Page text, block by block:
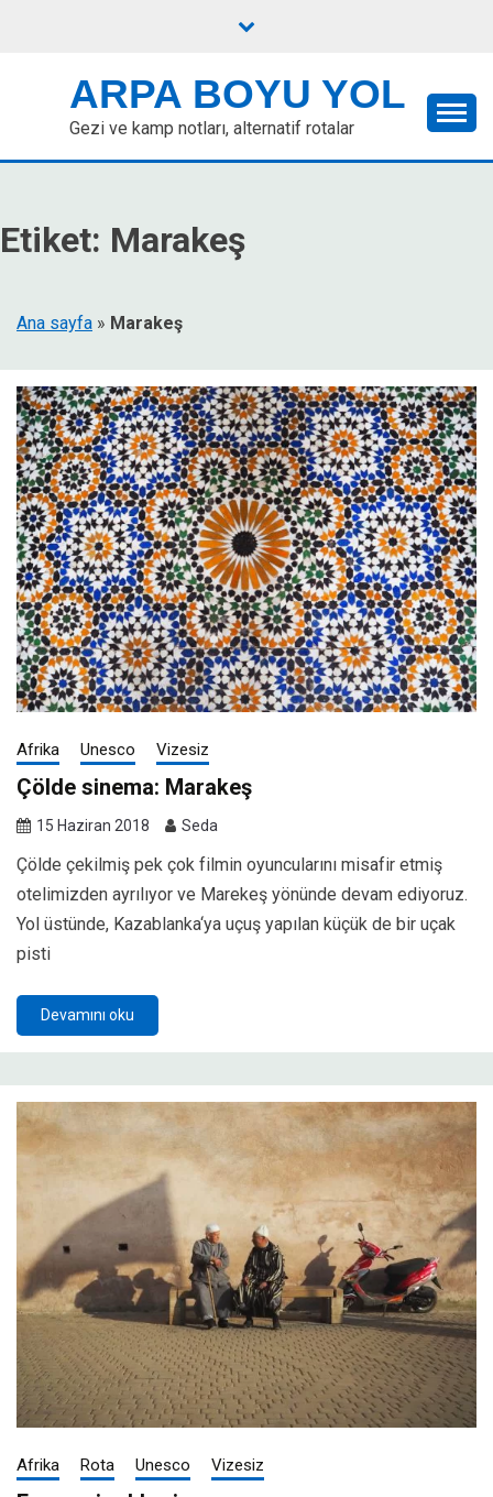
ARPA BOYU YOL
Gezi ve kamp notları, alternatif rotalar
Etiket: Marakeş
Ana sayfa » Marakeş
Afrika Unesco Vizesiz
Çölde sinema: Marakeş
15 Haziran 2018 Seda
Çölde çekilmiş pek çok filmin oyuncularını misafir etmiş
otelimizden ayrılıyor ve Marekeş yönünde devam ediyoruz.
Yol üstünde, Kazablanka‘ya uçuş yapılan küçük de bir uçak
pisti
Devamını oku
Afrika Rota Unesco Vizesiz